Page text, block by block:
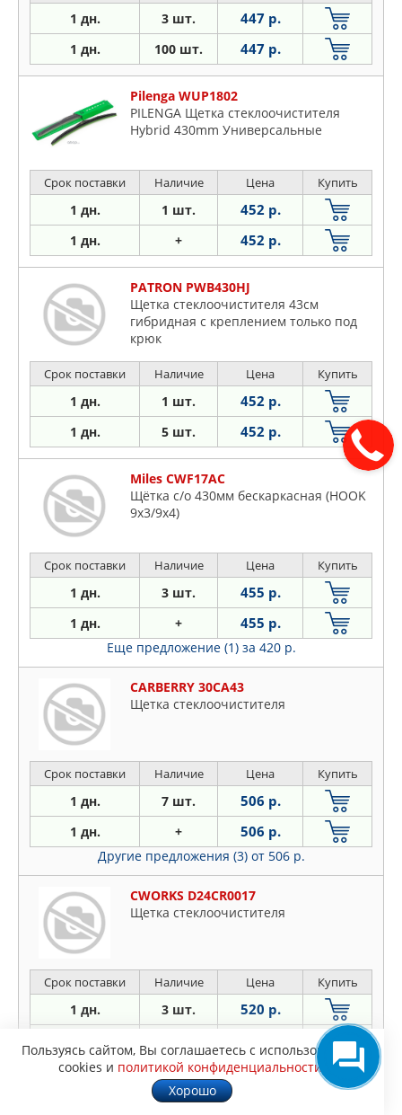
1 дн. 3 шт. 447 р.
1 дн. 100 шт. 447 р.
Pilenga WUP1802
PILENGA Щетка стеклоочистителя
Hybrid 430mm Универсальные
Срок поставки Наличие Цена Купить
1 дн. 1 шт. 452 р.
1 дн. + 452 р.
PATRON PWB430HJ
Щетка стеклоочистителя 43см
гибридная с креплением только под
крюк
Срок поставки Наличие Цена Купить
1 дн. 1 шт. 452 р.
1 дн. 5 шт. 452 р.
Miles CWF17AC
Щётка с/о 430мм бескаркасная (HOOK
9x3/9x4)
Срок поставки Наличие Цена Купить
1 дн. 3 шт. 455 р.
1 дн. + 455 р.
Еще предложение (1) за 420 р.
CARBERRY 30CA43
Щетка стеклоочистителя
Срок поставки Наличие Цена Купить
1 дн. 7 шт. 506 р.
1 дн. + 506 р.
Другие предложения (3) от 506 р.
CWORKS D24CR0017
Щетка стеклоочистителя
Срок поставки Наличие Цена Купить
1 дн. 3 шт. 520 р.
Еще предложение (1)за 520 р.
SAT ST1900017
Пользуясь сайтом, Вы соглашаетесь с использованием
cookies и политикой конфиденциальности
Хорошо